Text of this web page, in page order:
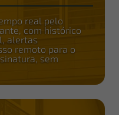
real pelo
com histórico
alertas
remoto para o
sem